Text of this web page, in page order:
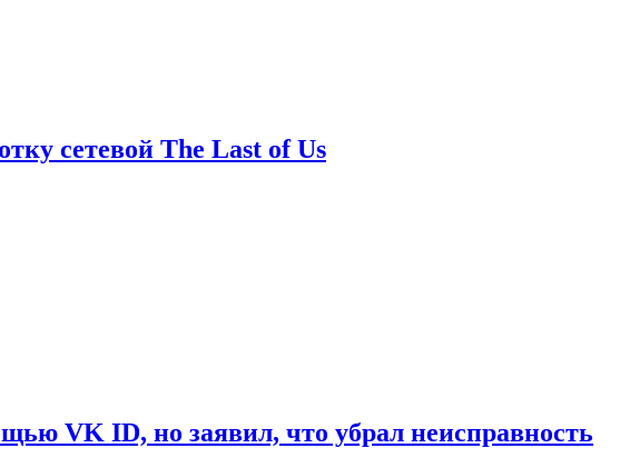
сетевой The Last of Us
VK ID, но заявил, что убрал неисправность